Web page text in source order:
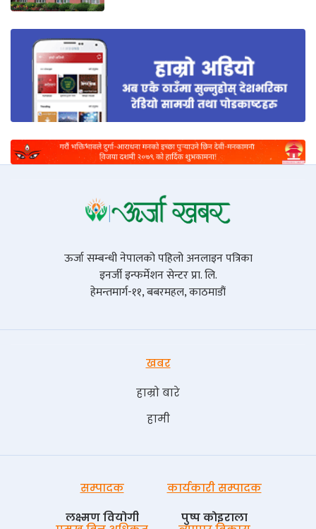
ऊर्जा सम्बन्धी नेपालको पहिलो अनलाइन पत्रिका
इनर्जी इन्फर्मेशन सेन्टर प्रा. लि.
हेमन्तमार्ग-११, बबरमहल, काठमाडौं
खबर
हाम्रो बारे
हामी
सम्पादक
लक्ष्मण वियोगी
कार्यकारी सम्पादक
पुष्प काेइराला